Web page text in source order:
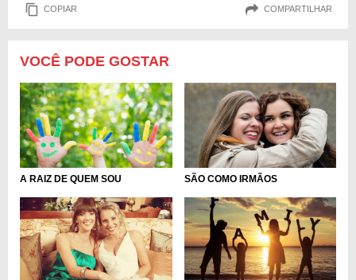
COPIAR COMPARTILHAR
VOCÊ PODE GOSTAR
A RAIZ DE QUEM SOU SÃO COMO IRMÃOS